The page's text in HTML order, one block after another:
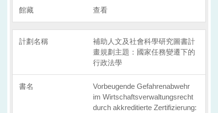
查看
補助人文及社會科學研究圖書計
畫規劃主題：國家任務變遷下的
行政法學
Vorbeugende Gefahrenabwehr
im Wirtschaftsverwaltungsrecht
durch akkreditierte Zertifizierung: